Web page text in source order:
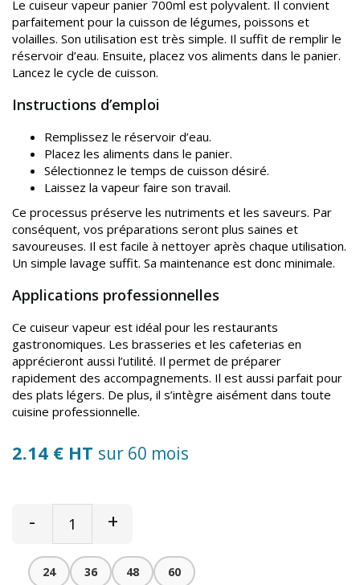
Le cuiseur vapeur panier 700ml est polyvalent. Il convient
parfaitement pour la cuisson de légumes, poissons et
volailles. Son utilisation est très simple. Il suffit de remplir le
réservoir d’eau. Ensuite, placez vos aliments dans le panier.
Lancez le cycle de cuisson.
Instructions d’emploi
Remplissez le réservoir d’eau.
Placez les aliments dans le panier.
Sélectionnez le temps de cuisson désiré.
Laissez la vapeur faire son travail.
Ce processus préserve les nutriments et les saveurs. Par
conséquent, vos préparations seront plus saines et
savoureuses. Il est facile à nettoyer après chaque utilisation.
Un simple lavage suffit. Sa maintenance est donc minimale.
Applications professionnelles
Ce cuiseur vapeur est idéal pour les restaurants
gastronomiques. Les brasseries et les cafeterias en
apprécieront aussi l’utilité. Il permet de préparer
rapidement des accompagnements. Il est aussi parfait pour
des plats légers. De plus, il s’intègre aisément dans toute
cuisine professionnelle.
2.14 € HT sur 60 mois
- +
24 36 48 60